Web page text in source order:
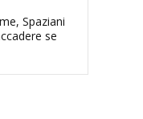
Spaziani
se